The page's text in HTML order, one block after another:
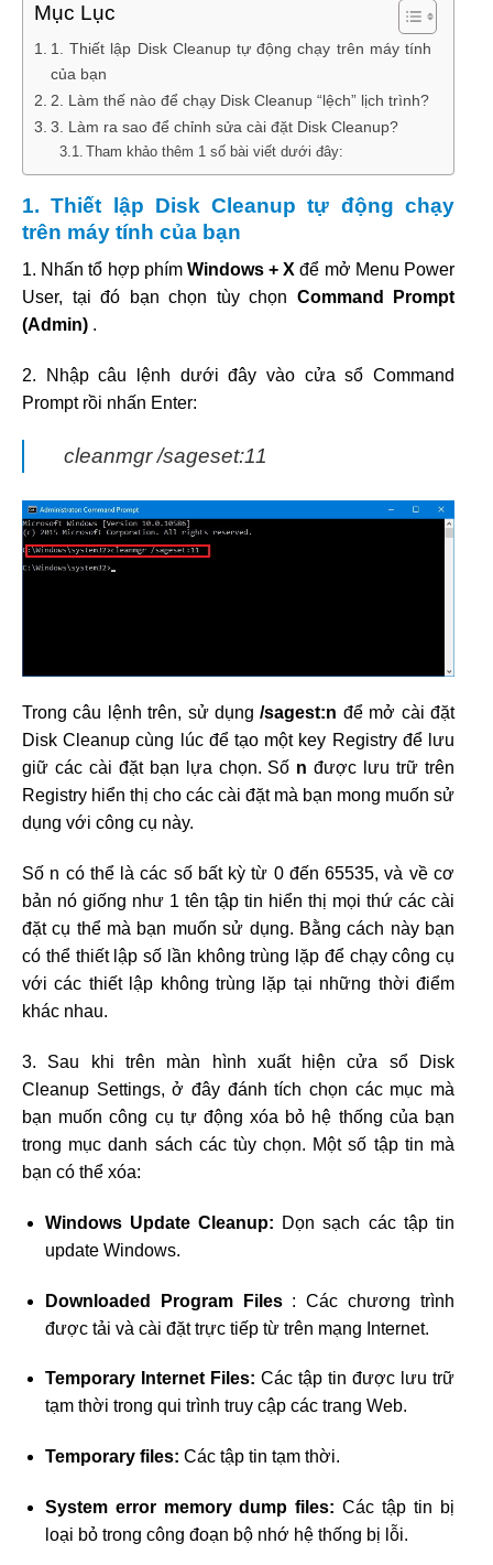
Mục Lục
1. Thiết lập Disk Cleanup tự động chạy trên máy tính
của bạn
2. Làm thế nào để chạy Disk Cleanup “lệch” lịch trình?
3. Làm ra sao để chỉnh sửa cài đặt Disk Cleanup?
Tham khảo thêm 1 số bài viết dưới đây:
1. Thiết lập Disk Cleanup tự động chạy
trên máy tính của bạn
1. Nhấn tổ hợp phím Windows + Xđể mở Menu Power
User, tại đó bạn chọn tùy chọn Command Prompt
(Admin) .
2. Nhập câu lệnh dưới đây vào cửa sổ Command
Prompt rồi nhấn Enter:
cleanmgr /sageset:11
Trong câu lệnh trên, sử dụng/sagest:n để mở cài đặt
Disk Cleanup cùng lúc để tạo một key Registry để lưu
giữ các cài đặt bạn lựa chọn. Số nđược lưu trữ trên
Registry hiển thị cho các cài đặt mà bạn mong muốn sử
dụng với công cụ này.
Số n có thể là các số bất kỳ từ 0 đến 65535, và về cơ
bản nó giống như 1 tên tập tin hiển thị mọi thứ các cài
đặt cụ thể mà bạn muốn sử dụng. Bằng cách này bạn
có thể thiết lập số lần không trùng lặp để chạy công cụ
với các thiết lập không trùng lặp tại những thời điểm
khác nhau.
3. Sau khi trên màn hình xuất hiện cửa sổ Disk
Cleanup Settings, ở đây đánh tích chọn các mục mà
bạn muốn công cụ tự động xóa bỏ hệ thống của bạn
trong mục danh sách các tùy chọn. Một số tập tin mà
bạn có thể xóa:
Windows Update Cleanup: Dọn sạch các tập tin
update Windows.
Downloaded Program Files : Các chương trình
được tải và cài đặt trực tiếp từ trên mạng Internet.
Temporary Internet Files: Các tập tin được lưu trữ
tạm thời trong qui trình truy cập các trang Web.
Temporary files: Các tập tin tạm thời.
System error memory dump files:Các tập tin bị
loại bỏ trong công đoạn bộ nhớ hệ thống bị lỗi.